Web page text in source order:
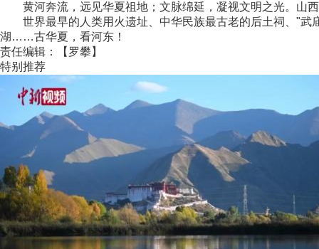
黄河奔流，远见华夏祖地；文脉绵延，凝视文明之光。山西
世界最早的人类用火遗址、中华民族最古老的后土祠、"武庙
湖……古华夏，看河东！
责任编辑：【罗攀】
特别推荐